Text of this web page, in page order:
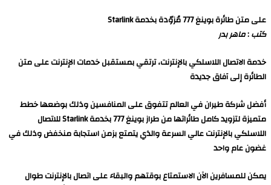
على متن طائرة بوينغ 777 مُزوّدة بخدمة Starlink
كتب:ماهر بدر
خدمة الاتصال اللاسلكي بالإنترنت، ترتقي بمستقبل خدمات الإنترنت على متن
الطائرة إلى آفاق جديدة
أفضل شركة طيران في العالم تتفوق على المنافسين وذلك بوضعها خطط
متميزة لتزويد كامل طائراتها من طراز بوينغ 777 بخدمة Starlink للاتصال
اللاسلكي بالإنترنت عالي السرعة والذي يتمتع بزمن استجابة منخفض وذلك في
غضون عام واحد
يمكن للمسافرين الآن الاستمتاع بوقتهم والبقاء على اتصال بالإنترنت طوال